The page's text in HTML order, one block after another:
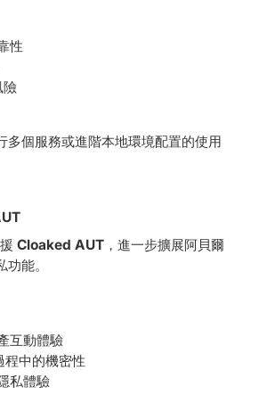
性
多個服務或進階本地環境配置的使用
Cloaked AUT，進一步擴展阿貝爾
能。
互動體驗
中的機密性
私體驗